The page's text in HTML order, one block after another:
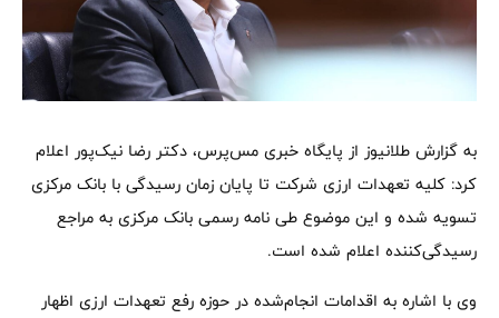
به گزارش طلانیوز از پایگاه خبری مس‌پرس، دکتر رضا نیک‌پور اعلام
کرد: کلیه تعهدات ارزی شرکت تا پایان زمان رسیدگی با بانک مرکزی
تسویه شده و این موضوع طی نامه رسمی بانک مرکزی به مراجع
رسیدگی‌کننده اعلام شده است.
وی با اشاره به اقدامات انجام‌شده در حوزه رفع تعهدات ارزی اظهار